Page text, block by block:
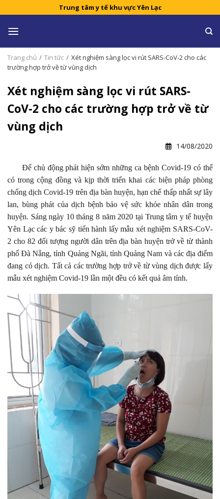
to
content
Trung tâm y tế khu vực Yên Lạc
Trang chủ / Tin tức / Xét nghiệm sàng lọc vi rút SARS-CoV-2 cho các
trường hợp trở về từ vùng dịch
Xét nghiệm sàng lọc vi rút SARS-
CoV-2 cho các trường hợp trở về từ
vùng dịch
14/08/2020
Để chủ động phát hiện sớm những ca bệnh Covid-19 có thể
có trong cộng đồng và kịp thời triển khai các biện pháp phòng
chống dịch Covid-19 trên địa bàn huyện, hạn chế thấp nhất sự lây
lan, bùng phát của dịch bệnh bảo vệ sức khỏe nhân dân trong
huyện. Sáng ngày 10 tháng 8 năm 2020 tại Trung tâm y tế huyện
Yên Lạc các y bác sỹ tiến hành lấy mẫu xét nghiệm SARS-CoV-
2 cho 82 đối tượng người dân trên địa bàn huyện trở về từ thành
phố Đà Nẵng, tỉnh Quảng Ngãi, tỉnh Quảng Nam và các địa điểm
đang có dịch. Tất cả các trường hợp trở về từ vùng dịch được lấy
mẫu xét nghiệm Covid-19 lần một đều có kết quả âm tính.